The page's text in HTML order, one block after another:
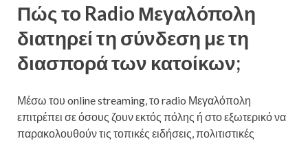
Πώς το Radio Μεγαλόπολη
διατηρεί τη σύνδεση με τη
διασπορά των κατοίκων;
Μέσω του online streaming, το radio Μεγαλόπολη
επιτρέπει σε όσους ζουν εκτός πόλης ή στο εξωτερικό να
παρακολουθούν τις τοπικές ειδήσεις, πολιτιστικές